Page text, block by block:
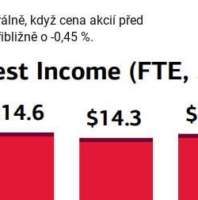
když cena akcií před
o -0,45 %.